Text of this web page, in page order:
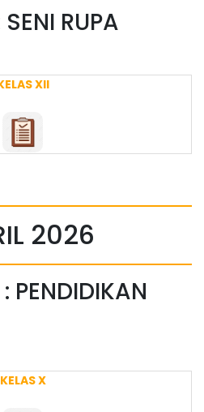
RUPA
XII
2026
PENDIDIKAN
KELAS X